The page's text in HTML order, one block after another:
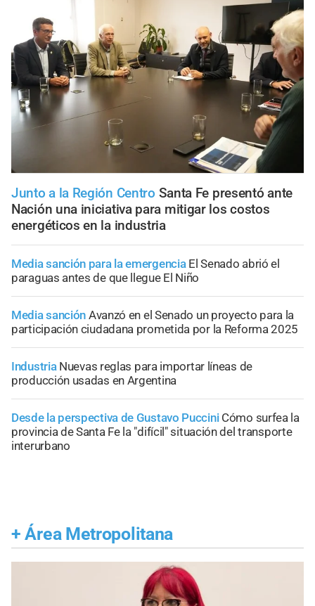
Junto a la Región Centro Santa Fe presentó ante
Nación una iniciativa para mitigar los costos
energéticos en la industria
Media sanción para la emergencia El Senado abrió el
paraguas antes de que llegue El Niño
Media sanción Avanzó en el Senado un proyecto para la
participación ciudadana prometida por la Reforma 2025
Industria Nuevas reglas para importar líneas de
producción usadas en Argentina
Desde la perspectiva de Gustavo Puccini Cómo surfea la
provincia de Santa Fe la "difícil" situación del transporte
interurbano
+ Área Metropolitana